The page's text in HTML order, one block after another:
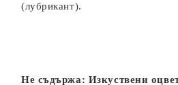
(лубрикант).
Не съдържа: Изкуствени